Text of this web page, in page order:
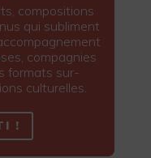
compositions
qui subliment
compagnies
formats sur-
culturelles.
!